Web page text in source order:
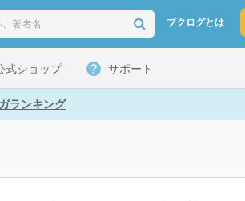
ブクログとは
式ショップ サポート
ランキング